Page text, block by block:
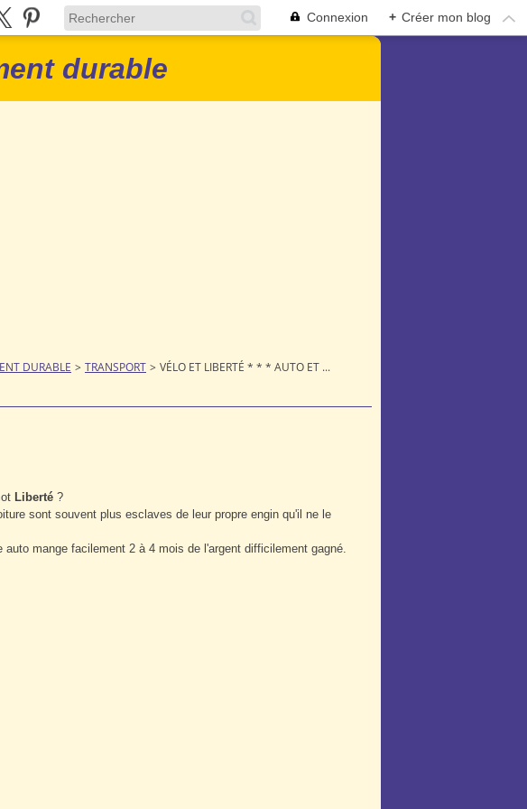
Connexion + Créer mon blog
durable
DURABLE > TRANSPORT > VÉLO ET LIBERTÉ * * * AUTO ET ...
Liberté ?
sont souvent plus esclaves de leur propre engin qu'il ne le
auto mange facilement 2 à 4 mois de l'argent difficilement gagné.